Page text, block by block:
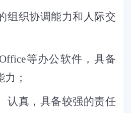
组织协调能力和人际交
Office等办公软件，具备
；
认真，具备较强的责任